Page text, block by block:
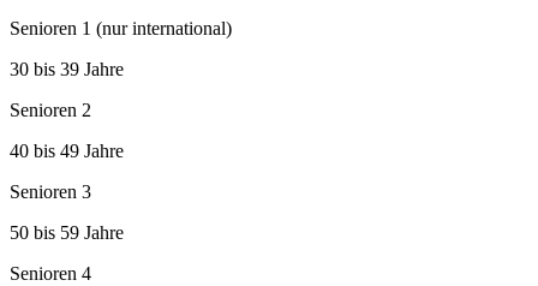
Senioren 1 (nur international)
30 bis 39 Jahre
Senioren 2
40 bis 49 Jahre
Senioren 3
50 bis 59 Jahre
Senioren 4